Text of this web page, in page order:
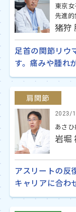
東京
先進
猪狩
足首の関節リウ
す。痛みや腫れ
肩関節
2023/
あさ
岩堀
アスリートの
キャリアに合わ